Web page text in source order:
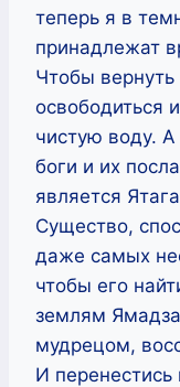
теперь я в
принадлежат
Чтобы
освободиться
чистую воду.
боги и их
является
Существо,
даже самых
чтобы его
землям
мудрецом,
И